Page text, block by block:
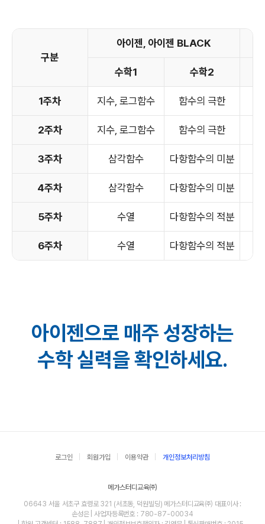
구분
아이젠, 아이젠 BLACK
수학1 수학2
1주차 지수, 로그함수 함수의 극한
2주차 지수, 로그함수 함수의 극한
3주차 삼각함수 다항함수의 미분
4주차 삼각함수 다항함수의 미분
5주차 수열 다항함수의 적분
6주차 수열 다항함수의 적분
아이젠으로 매주 성장하는
수학 실력을 확인하세요.
로그인 회원가입 이용약관 개인정보처리방침
메가스터디교육㈜
06643 서울 서초구 효령로 321 (서초동, 덕원빌딩) 메가스터디교육㈜ 대표이사 :
손성은 | 사업자등록번호 : 780-87-00034